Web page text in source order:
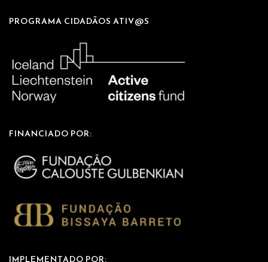
PROGRAMA CIDADÃOS ATIV@S
FINANCIADO POR:
IMPLEMENTADO POR: